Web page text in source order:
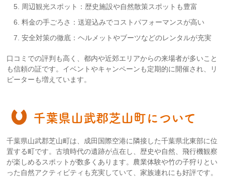
周辺観光スポット：歴史施設や自然散策スポットも豊富
料金の手ごろさ：送迎込みでコストパフォーマンスが高い
安全対策の徹底：ヘルメットやブーツなどのレンタルが充実
口コミでの評判も高く、都内や近郊エリアからの来場者が多いこと
も信頼の証です。イベントやキャンペーンも定期的に開催され、リ
ピーターも増えています。
千葉県山武郡芝山町について
千葉県山武郡芝山町は、成田国際空港に隣接した千葉県北東部に位
置する町です。古墳時代の遺跡が点在し、歴史や自然、飛行機観察
が楽しめるスポットが数多くあります。農業体験や竹の子狩りとい
った自然アクティビティも充実していて、家族連れにも好評です。